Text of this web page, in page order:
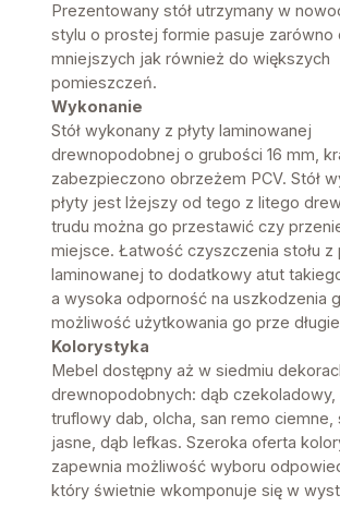
Prezentowany stół utrzymany w
stylu o prostej formie pasuje zarówno
mniejszych jak również do większych
pomieszczeń.
Wykonanie
Stół wykonany z płyty laminowanej
drewnopodobnej o grubości 16 mm,
zabezpieczono obrzeżem PCV. Stół
płyty jest lżejszy od tego z litego
trudu można go przestawić czy
miejsce. Łatwość czyszczenia stołu z
laminowanej to dodatkowy atut
a wysoka odporność na uszkodzenia
możliwość użytkowania go prze
Kolorystyka
Mebel dostępny aż w siedmiu
drewnopodobnych: dąb czekoladowy,
truflowy dab, olcha, san remo ciemne,
jasne, dąb lefkas. Szeroka oferta
zapewnia możliwość wyboru
który świetnie wkomponuje się w